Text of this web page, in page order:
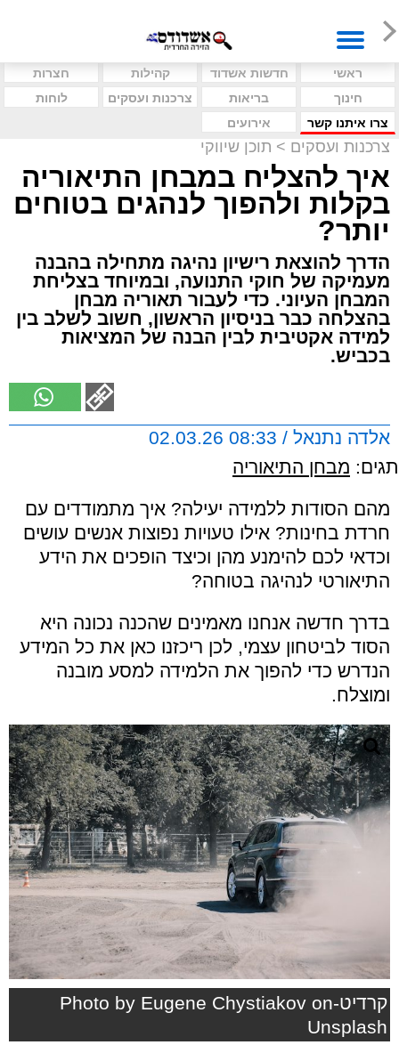
ראשי חדשות אשדוד קהילות
חצרות
חינוך
בריאות צרכנות ועסקים
לוחות
צרו איתנו קשר
אירועים
צרכנות ועסקים > תוכן שיווקי
איך להצליח במבחן התיאוריה
בקלות ולהפוך לנהגים בטוחים
יותר?
הדרך להוצאת רישיון נהיגה מתחילה בהבנה
מעמיקה של חוקי התנועה, ובמיוחד בצליחת
המבחן העיוני. כדי לעבור תאוריה מבחן
בהצלחה כבר בניסיון הראשון, חשוב לשלב בין
למידה אקטיבית לבין הבנה של המציאות
בכביש.
אלדה נתנאל / 08:33 02.03.26
תגים: מבחן התיאוריה
מהם הסודות ללמידה יעילה? איך מתמודדים עם
חרדת בחינות? אילו טעויות נפוצות אנשים עושים
וכדאי לכם להימנע מהן וכיצד הופכים את הידע
התיאורטי לנהיגה בטוחה?
בדרך חדשה אנחנו מאמינים שהכנה נכונה היא
הסוד לביטחון עצמי, לכן ריכזנו כאן את כל המידע
הנדרש כדי להפוך את הלמידה למסע מובנה
ומוצלח.
קרדיט-Photo by Eugene Chystiakov on
Unsplash